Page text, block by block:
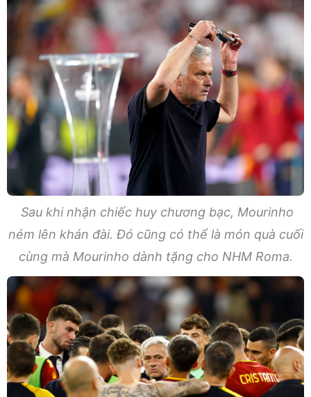
Sau khi nhận chiếc huy chương bạc, Mourinho
ném lên khán đài. Đó cũng có thể là món quà cuối
cùng mà Mourinho dành tặng cho NHM Roma.